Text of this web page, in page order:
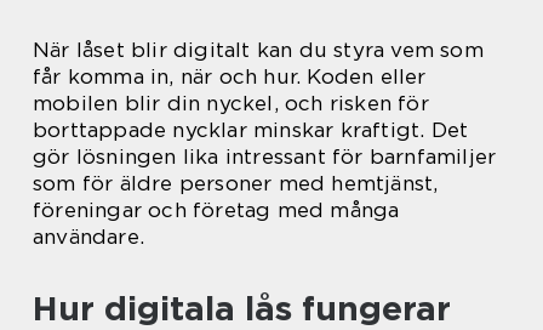
När låset blir digitalt kan du styra vem som
får komma in, när och hur. Koden eller
mobilen blir din nyckel, och risken för
borttappade nycklar minskar kraftigt. Det
gör lösningen lika intressant för barnfamiljer
som för äldre personer med hemtjänst,
föreningar och företag med många
användare.
Hur digitala lås fungerar